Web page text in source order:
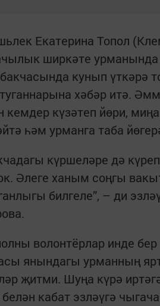
Екатерина Топол
ширкәте урманында
кунып үткәрә
хәбәр итә.
кемдер күзәтеп йөри,
һәм урманга таба
күршеләре дә
Әлеге ханым соңгы
билгеле”, – ди
волонтёрлар инде
янындагы урманның
җитми. Шуңа күрә
кабат эзләүгә